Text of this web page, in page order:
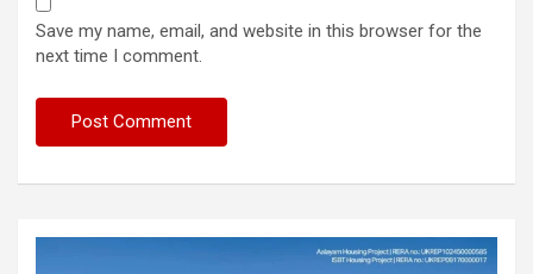
Save my name, email, and website in this browser for the
next time I comment.